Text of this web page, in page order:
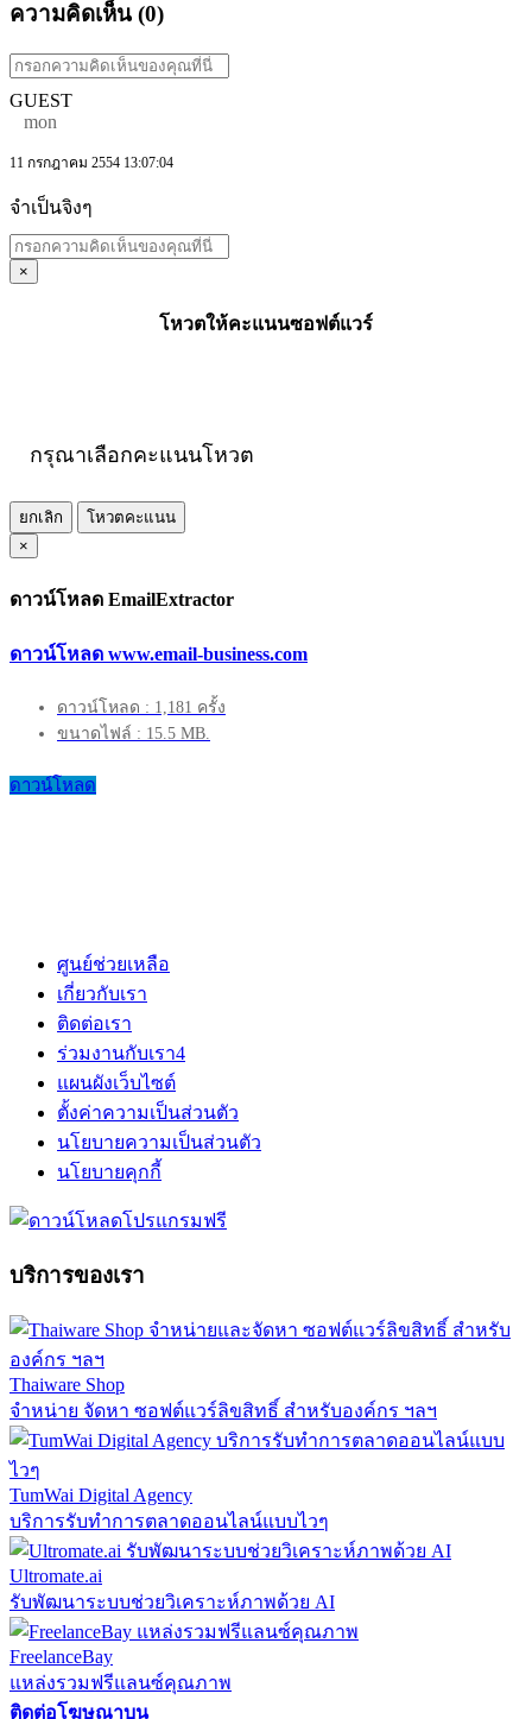
ความคิดเห็น (0)
GUEST
mon
11 กรกฎาคม 2554 13:07:04
จำเป็นจิงๆ
×
โหวตให้คะแนนซอฟต์แวร์
กรุณาเลือกคะแนนโหวต
ยกเลิก
โหวตคะแนน
×
ดาวน์โหลด EmailExtractor
ดาวน์โหลด www.email-business.com
ดาวน์โหลด : 1,181 ครั้ง
ขนาดไฟล์ : 15.5 MB.
ดาวน์โหลด
ศูนย์ช่วยเหลือ
เกี่ยวกับเรา
ติดต่อเรา
ร่วมงานกับเรา4
แผนผังเว็บไซต์
ตั้งค่าความเป็นส่วนตัว
นโยบายความเป็นส่วนตัว
นโยบายคุกกี้
บริการของเรา
Thaiware Shop
จำหน่าย จัดหา ซอฟต์แวร์ลิขสิทธิ์ สำหรับองค์กร ฯลฯ
TumWai Digital Agency
บริการรับทำการตลาดออนไลน์แบบไวๆ
Ultromate.ai
รับพัฒนาระบบช่วยวิเคราะห์ภาพด้วย AI
FreelanceBay
แหล่งรวมฟรีแลนซ์คุณภาพ
ติดต่อโฆษณาบน